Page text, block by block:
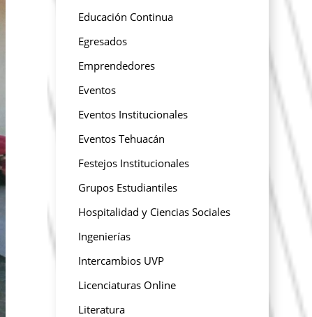
Educación Continua
Egresados
Emprendedores
Eventos
Eventos Institucionales
Eventos Tehuacán
Festejos Institucionales
Grupos Estudiantiles
Hospitalidad y Ciencias Sociales
Ingenierías
Intercambios UVP
Licenciaturas Online
Literatura